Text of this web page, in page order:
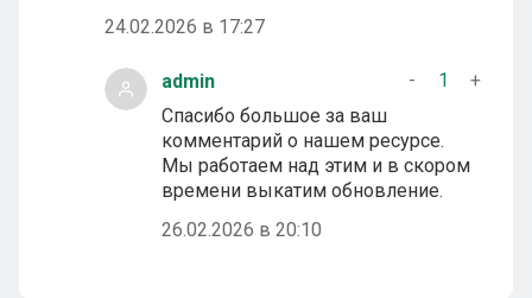
24.02.2026 в 17:27
admin - 1
+
Спасибо большое за ваш
комментарий о нашем ресурсе.
Мы работаем над этим и в скором
времени выкатим обновление.
26.02.2026 в 20:10